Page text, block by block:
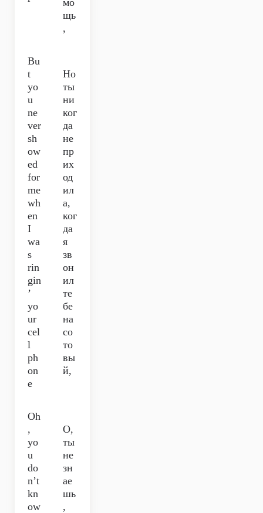
мо
щь
,
Bu
t
yo
u
ne
ver
sh
ow
ed
for
me
wh
en
I
wa
s
rin
gin
’
yo
ur
cel
l
ph
on
e
Но
ты
ни
ког
да
не
пр
их
од
ил
а,
ког
да
я
зв
он
ил
те
бе
на
со
то
вы
й,
Oh
,
yo
u
do
n’t
kn
ow
О,
ты
не
зн
ае
шь
,